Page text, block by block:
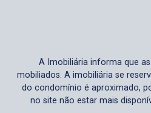
A Imobiliária informa que
mobiliados. A imobiliária se
do condomínio é aproximado,
no site não estar mais